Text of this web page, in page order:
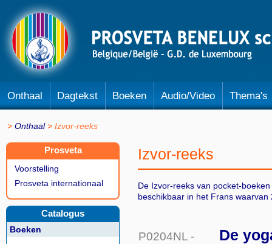
Onthaal Dagtekst Boeken Audio/Video Thema's
Onthaal Izvor-reeks
Prosveta
Voorstelling
Prosveta internationaal
Catalogus
Boeken
Izvor-reeks
De Izvor-reeks van pocket-
beschikbaar in het Frans
P0204NL - De